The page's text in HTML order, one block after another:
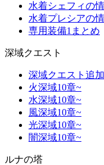
水着シェフィの
水着プレシアの
専用装備1まとめ
深域クエスト
深域クエスト追加
火深域10章~
水深域10章~
風深域10章~
光深域10章~
闇深域10章~
ルナの塔